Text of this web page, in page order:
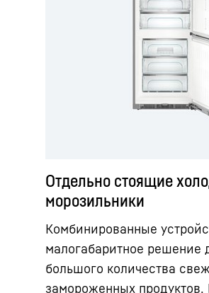
Отдельно стоящие
морозильники
Комбинированные
малогабаритное решение
большого количества
замороженных